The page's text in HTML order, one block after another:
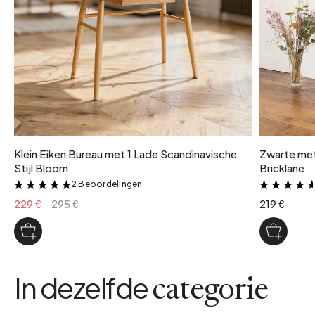
Klein Eiken Bureau met 1 Lade Scandinavische
Stijl Bloom
&
2 Beoordelingen
229 € 295 €
Zwarte
Bricklane
219 €
In dezelfdecategorie